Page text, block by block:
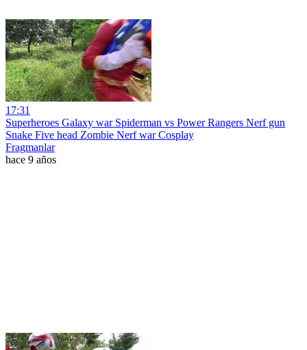
17:31
Superheroes Galaxy war Spiderman vs Power Rangers Nerf gun
Snake Five head Zombie Nerf war Cosplay
Fragmanlar
hace 9 años